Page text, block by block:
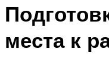
места к